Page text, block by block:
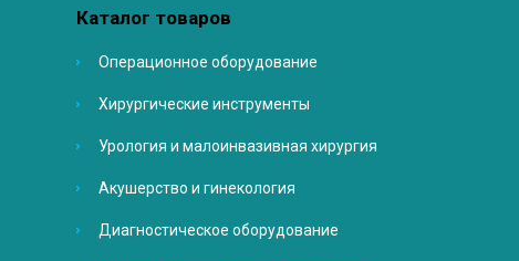
Каталог товаров
Операционное оборудование
Хирургические инструменты
Урология и малоинвазивная хирургия
Акушерство и гинекология
Диагностическое оборудование